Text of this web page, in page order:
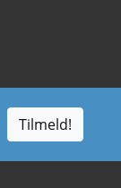
Tilmeld!